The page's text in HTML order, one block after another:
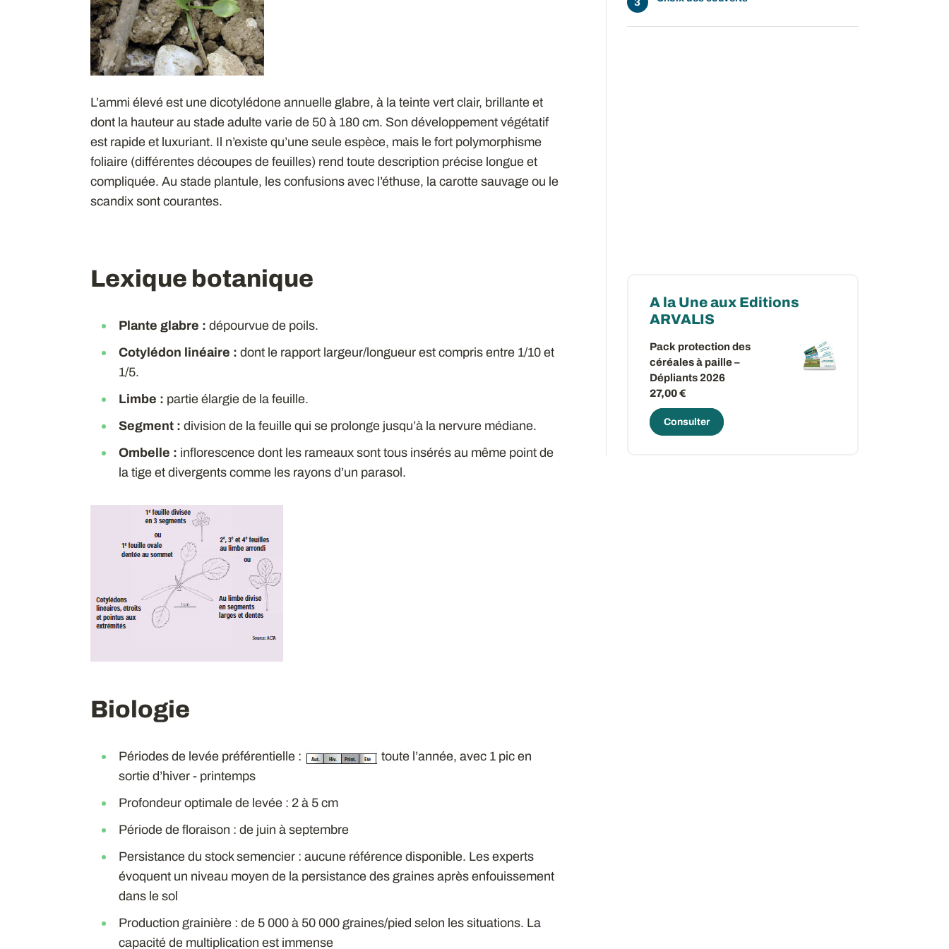
L’ammi élevé est une dicotylédone annuelle glabre, à la teinte vert clair, brillante et
dont la hauteur au stade adulte varie de 50 à 180 cm. Son développement végétatif
est rapide et luxuriant. Il n’existe qu’une seule espèce, mais le fort polymorphisme
foliaire (différentes découpes de feuilles) rend toute description précise longue et
compliquée. Au stade plantule, les confusions avec l’éthuse, la carotte sauvage ou le
scandix sont courantes.
Lexique botanique
Plante glabre : dépourvue de poils.
Cotylédon linéaire : dont le rapport largeur/longueur est compris entre 1/10 et
1/5.
Limbe : partie élargie de la feuille.
Segment : division de la feuille qui se prolonge jusqu’à la nervure médiane.
Ombelle : inflorescence dont les rameaux sont tous insérés au même point de
la tige et divergents comme les rayons d’un parasol.
Biologie
Périodes de levée préférentielle :
toute l’année, avec 1 pic en
sortie d’hiver - printemps
Profondeur optimale de levée : 2 à 5 cm
Période de floraison : de juin à septembre
Persistance du stock semencier : aucune référence disponible. Les experts
évoquent un niveau moyen de la persistance des graines après enfouissement
dans le sol
Production grainière : de 5 000 à 50 000 graines/pied selon les situations. La
capacité de multiplication est immense
A la Une aux Editions
ARVALIS
Pack protection des
céréales à paille –
Dépliants 2026
27,00 €
Consulter